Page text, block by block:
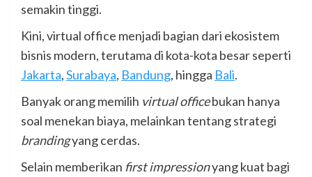
semakin tinggi.
Kini, virtual office menjadi bagian dari ekosistem
bisnis modern, terutama di kota-kota besar seperti
Jakarta,Surabaya, Bandung, hingga Bali.
Banyak orang memilih virtual officebukan hanya
soal menekan biaya, melainkan tentang strategi
brandingyang cerdas.
Selain memberikan first impressionyang kuat bagi